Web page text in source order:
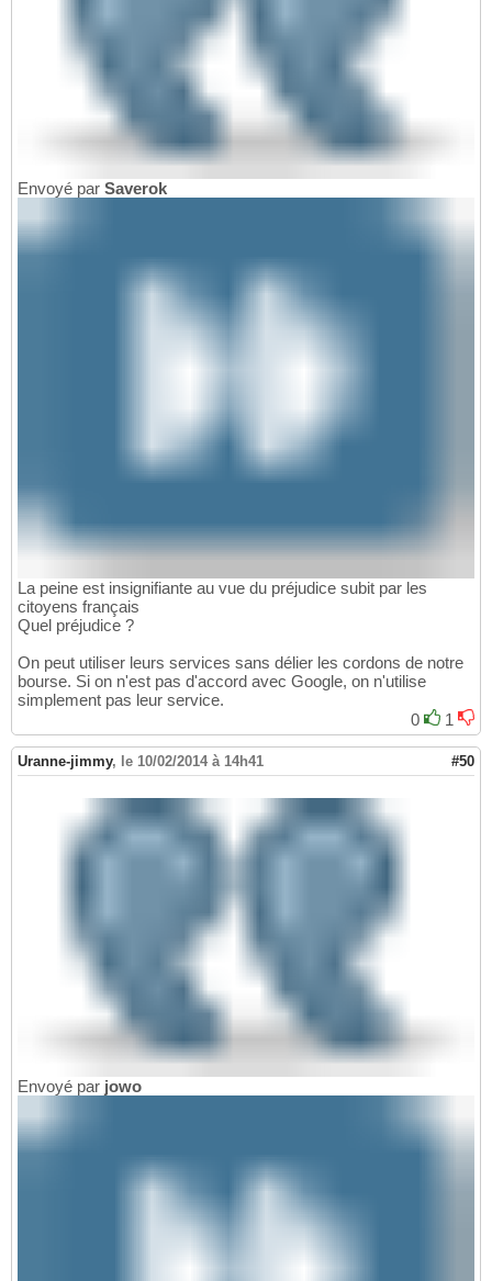
Envoyé par Saverok
La peine est insignifiante au vue du préjudice subit par les
citoyens français
Quel préjudice ?
On peut utiliser leurs services sans délier les cordons de notre
bourse. Si on n'est pas d'accord avec Google, on n'utilise
simplement pas leur service.
0
1
Uranne-jimmy, le 10/02/2014 à 14h41 #50
Envoyé par jowo